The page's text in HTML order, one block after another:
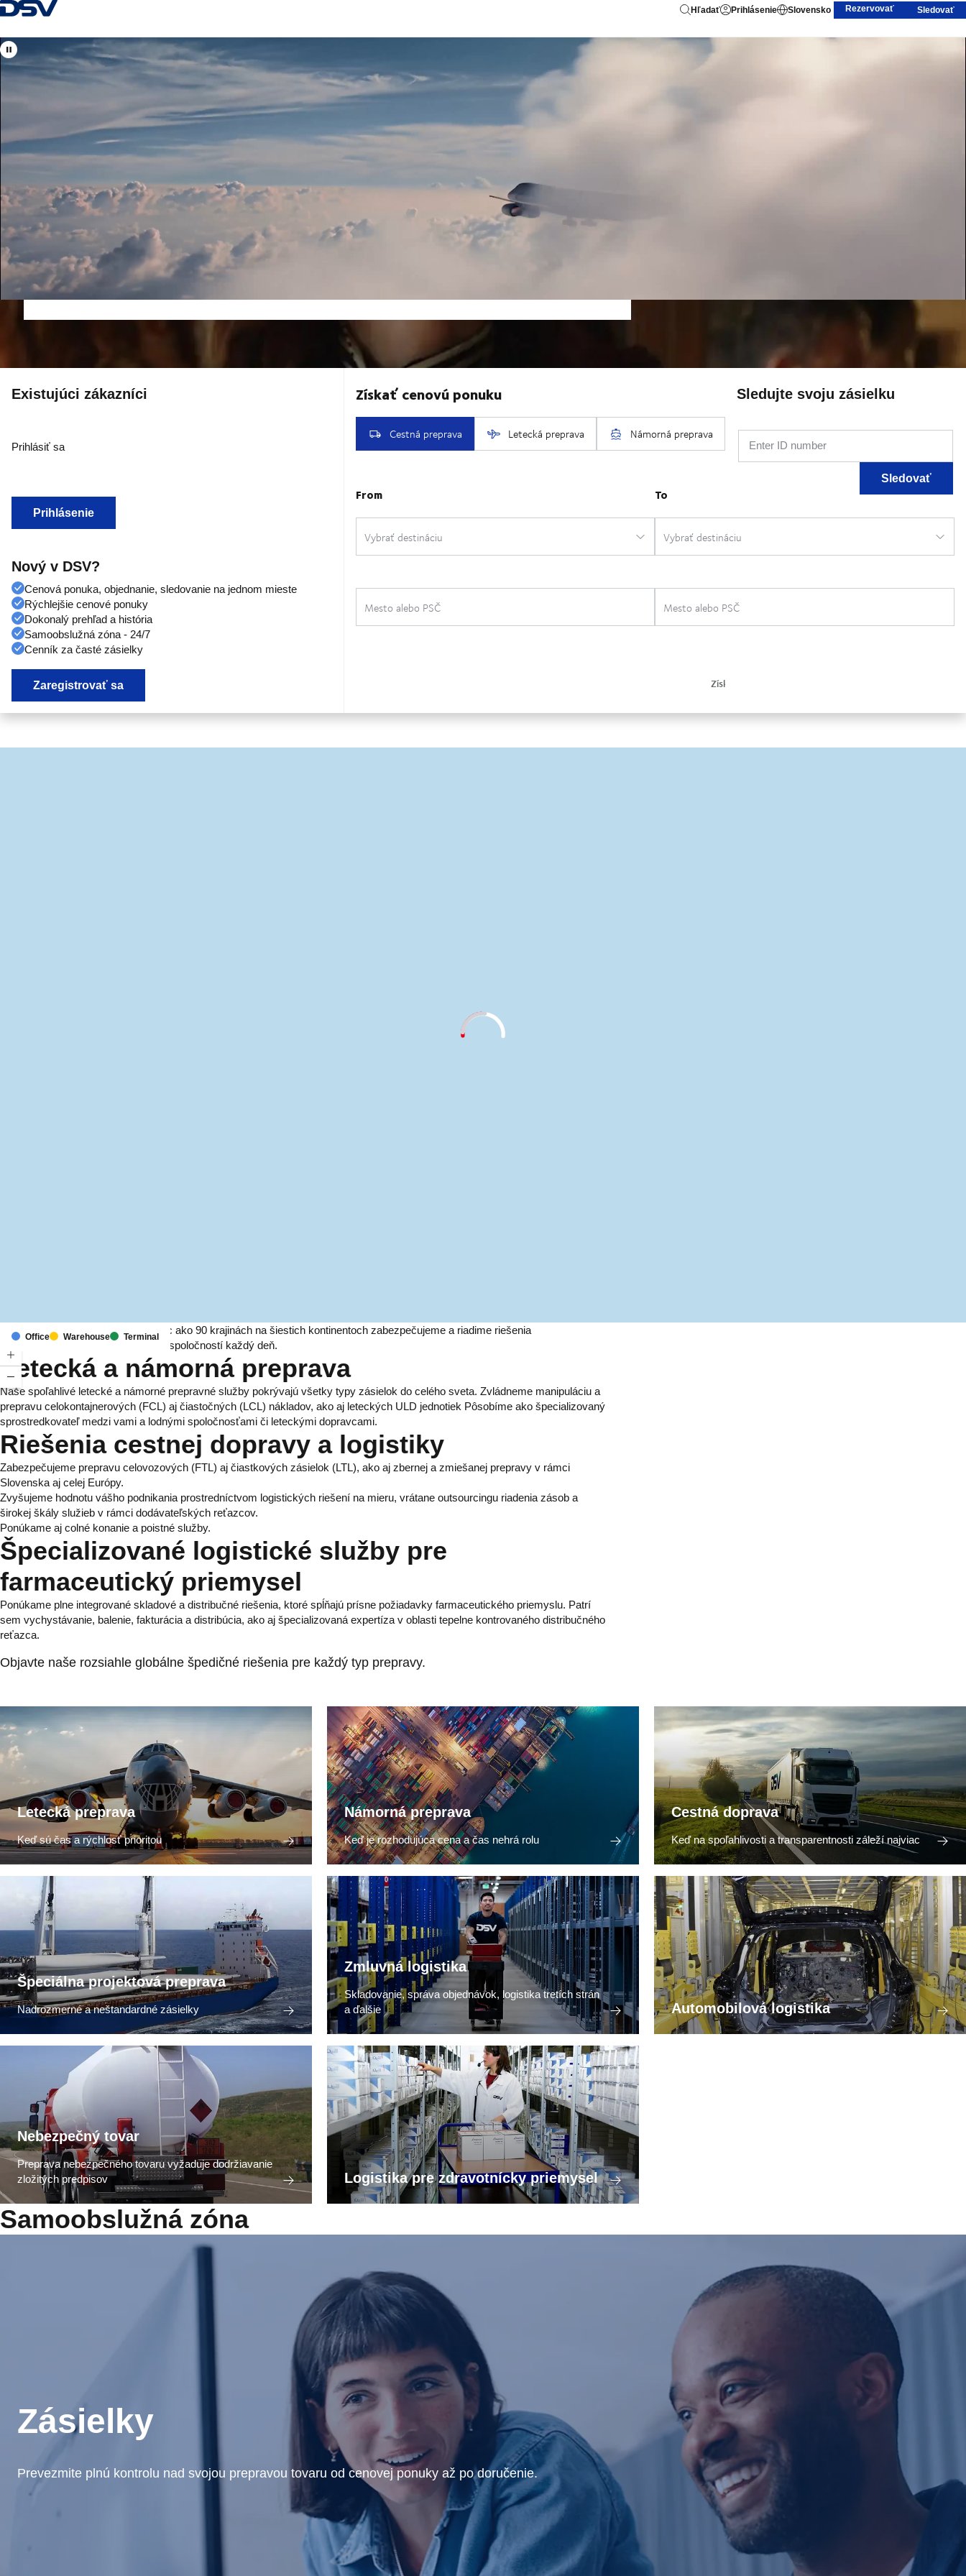
Návrat na hlavnú stránku Hľadať Prihlásenie Slovensko Rezervovať Sledovať
Slovensko
Vaši špecialisti na logistické riešenia, ako aj na cestnú, námornú a leteckú prepravu.
Kontaktné centrum:
+421 2 4020 1800
obchod@sk.dsv.com
Existujúci zákazníci
Prihlásiť sa
Prihlásenie
Nový v DSV?
Cenová ponuka, objednanie, sledovanie na jednom mieste
Rýchlejšie cenové ponuky
Dokonalý prehľad a história
Samoobslužná zóna - 24/7
Cenník za časté zásielky
Zaregistrovať sa
Sledujte svoju zásielku
Enter ID number
Sledovať
Office Warehouse Terminal
S pobočkami a zastúpeniami vo viac ako 90 krajinách na šiestich kontinentoch zabezpečujeme a riadime riešenia
dodávateľských reťazcov pre tisíce spoločností každý deň.
Letecká a námorná preprava
Naše spoľahlivé letecké a námorné prepravné služby pokrývajú všetky typy zásielok do celého sveta. Zvládneme manipuláciu a
prepravu celokontajnerových (FCL) aj čiastočných (LCL) nákladov, ako aj leteckých ULD jednotiek Pôsobíme ako špecializovaný
sprostredkovateľ medzi vami a lodnými spoločnosťami či leteckými dopravcami.
Riešenia cestnej dopravy a logistiky
Zabezpečujeme prepravu celovozových (FTL) aj čiastkových zásielok (LTL), ako aj zbernej a zmiešanej prepravy v rámci
Slovenska aj celej Európy.
Zvyšujeme hodnotu vášho podnikania prostredníctvom logistických riešení na mieru, vrátane outsourcingu riadenia zásob a
širokej škály služieb v rámci dodávateľských reťazcov.
Ponúkame aj colné konanie a poistné služby.
Špecializované logistické služby pre
farmaceutický priemysel
Ponúkame plne integrované skladové a distribučné riešenia, ktoré spĺňajú prísne požiadavky farmaceutického priemyslu. Patrí
sem vychystávanie, balenie, fakturácia a distribúcia, ako aj špecializovaná expertíza v oblasti tepelne kontrovaného distribučného
reťazca.
Objavte naše rozsiahle globálne špedičné riešenia pre každý typ prepravy.
Letecká preprava
Keď sú čas a rýchlosť prioritou
Námorná preprava
Keď je rozhodujúca cena a čas nehrá rolu
Cestná doprava
Keď na spoľahlivosti a transparentnosti záleží najviac
Špeciálna projektová preprava
Nadrozmerné a neštandardné zásielky
Zmluvná logistika
Skladovanie, správa objednávok, logistika tretích strán
a ďalšie
Automobilová logistika
Nebezpečný tovar
Preprava nebezpečného tovaru vyžaduje dodržiavanie
zložitých predpisov
Logistika pre zdravotnícky priemysel
Samoobslužná zóna
Zásielky
Prevezmite plnú kontrolu nad svojou prepravou tovaru od cenovej ponuky až po doručenie.